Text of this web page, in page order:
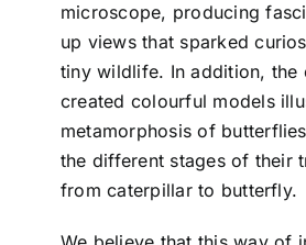
microscope, producing
up views that sparked
tiny wildlife. In addition, the
created colourful models
metamorphosis of
the different stages of their
from caterpillar to butterfly.